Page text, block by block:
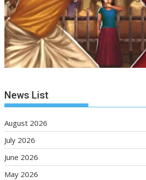
News List
August 2026
July 2026
June 2026
May 2026